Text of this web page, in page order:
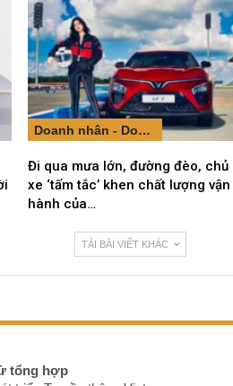
Doanh nhân - Doanh nghiệp
Đi qua mưa lớn, đường đèo, chủ
xe ‘tấm tắc’ khen chất lượng vận
hành của…
TẢI BÀI VIẾT KHÁC
tổng hợp